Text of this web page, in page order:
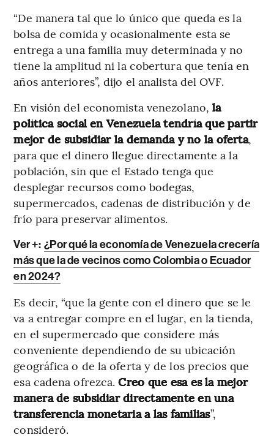
“De manera tal que lo único que queda es la
bolsa de comida y ocasionalmente esta se
entrega a una familia muy determinada y no
tiene la amplitud ni la cobertura que tenía en
años anteriores”, dijo el analista del OVF.
En visión del economista venezolano,la
política social en Venezuela tendría que partir
mejor de subsidiar la demanda y no la oferta,
para que el dinero llegue directamente a la
población, sin que el Estado tenga que
desplegar recursos como bodegas,
supermercados, cadenas de distribución y de
frío para preservar alimentos.
Ver +: ¿Por qué la economía de Venezuela crecería
más que la de vecinos como Colombia o Ecuador
en 2024?
Es decir, “que la gente con el dinero que se le
va a entregar compre en el lugar, en la tienda,
en el supermercado que considere más
conveniente dependiendo de su ubicación
geográfica o de la oferta y de los precios que
esa cadena ofrezca.Creo que esa es la mejor
manera de subsidiar directamente en una
transferencia monetaria a las familias”,
consideró.